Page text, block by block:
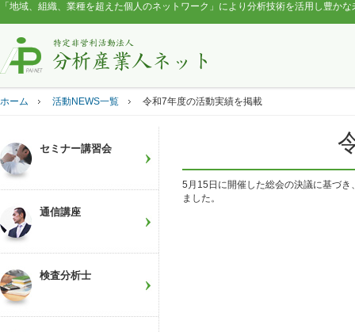
「地域、組織、業種を超えた個人のネットワーク」により分析技術を活用し豊か
ホーム 活動NEWS一覧 令和7年度の活動実績を掲載
セミナー講習会
通信講座
検査分析士
5月15日に開催した総会の決議に基づき
ました。